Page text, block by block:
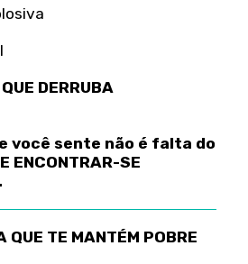
DERRUBA
você sente não é falta do
ENCONTRAR-SE
QUE TE MANTÉM POBRE